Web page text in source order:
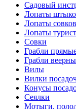
Садовый
Лопаты
Лопаты
Лопаты
Совки
Грабли
Грабли
Вилы
Вилки
Конусы
Сеялки
Мотыги,